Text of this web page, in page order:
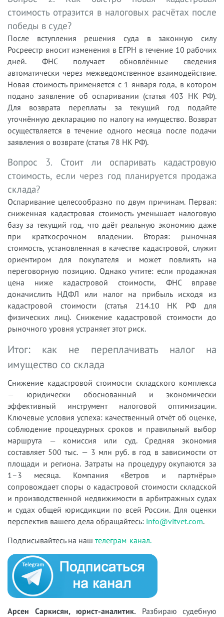
стоимость отразится в налоговых расчётах после
победы в суде?
После вступления решения суда в законную силу
Росреестр вносит изменения в ЕГРН в течение 10 рабочих
дней. ФНС получает обновлённые сведения
автоматически через межведомственное взаимодействие.
Новая стоимость применяется с 1 января года, в котором
подано заявление об оспаривании (статья 403 НК РФ).
Для возврата переплаты за текущий год подайте
уточнённую декларацию по налогу на имущество. Возврат
осуществляется в течение одного месяца после подачи
заявления о возврате (статья 78 НК РФ).
Вопрос 3. Стоит ли оспаривать кадастровую
стоимость, если через год планируется продажа
склада?
Оспаривание целесообразно по двум причинам. Первая:
сниженная кадастровая стоимость уменьшает налоговую
базу за текущий год, что даёт реальную экономию даже
при краткосрочном владении. Вторая: рыночная
стоимость, установленная в качестве кадастровой, служит
ориентиром для покупателя и может повлиять на
переговорную позицию. Однако учтите: если продажная
цена ниже кадастровой стоимости, ФНС вправе
доначислить НДФЛ или налог на прибыль исходя из
кадастровой стоимости (статья 214.10 НК РФ для
физических лиц). Снижение кадастровой стоимости до
рыночного уровня устраняет этот риск.
Итог: как не переплачивать налог на
имущество со склада
Снижение кадастровой стоимости складского комплекса
— юридически обоснованный и экономически
эффективный инструмент налоговой оптимизации.
Ключевые условия успеха: качественный отчёт об оценке,
соблюдение процедурных сроков и правильный выбор
маршрута — комиссия или суд. Средняя экономия
составляет 500 тыс. — 3 млн руб. в год в зависимости от
площади и региона. Затраты на процедуру окупаются за
1–3 месяца. Компания «Ветров и партнёры»
сопровождает споры о кадастровой стоимости складской
и производственной недвижимости в арбитражных судах
и судах общей юрисдикции по всей России. Для оценки
перспектив вашего дела обращайтесь: info@vitvet.com.
Подписывайтесь на наш телеграм-канал.
Арсен Саркисян, юрист-аналитик. Разбираю судебную